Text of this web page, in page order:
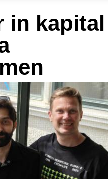
in kapital